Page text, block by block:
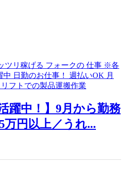
躍中！】9月から勤務
万円以上／うれ...